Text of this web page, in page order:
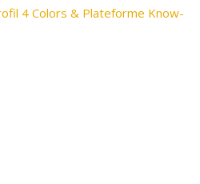
4 Colors & Plateforme Know-